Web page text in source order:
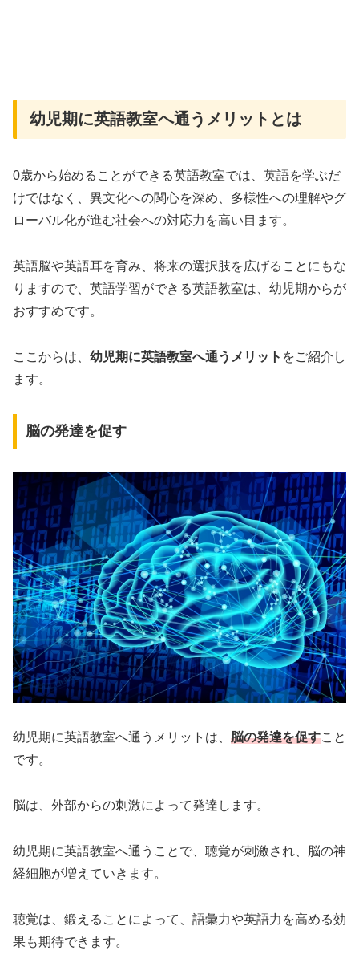
幼児期に英語教室へ通うメリットとは
0歳から始めることができる英語教室では、英語を学ぶだ
けではなく、異文化への関心を深め、多様性への理解やグ
ローバル化が進む社会への対応力を高い目ます。
英語脳や英語耳を育み、将来の選択肢を広げることにもな
りますので、英語学習ができる英語教室は、幼児期からが
おすすめです。
ここからは、 幼児期に英語教室へ通うメリット をご紹介し
ます。
脳の発達を促す
幼児期に英語教室へ通うメリットは、 脳の発達を促すこと
です。
脳は、外部からの刺激によって発達します。
幼児期に英語教室へ通うことで、聴覚が刺激され、脳の神
経細胞が増えていきます。
聴覚は、鍛えることによって、語彙力や英語力を高める効
果も期待できます。